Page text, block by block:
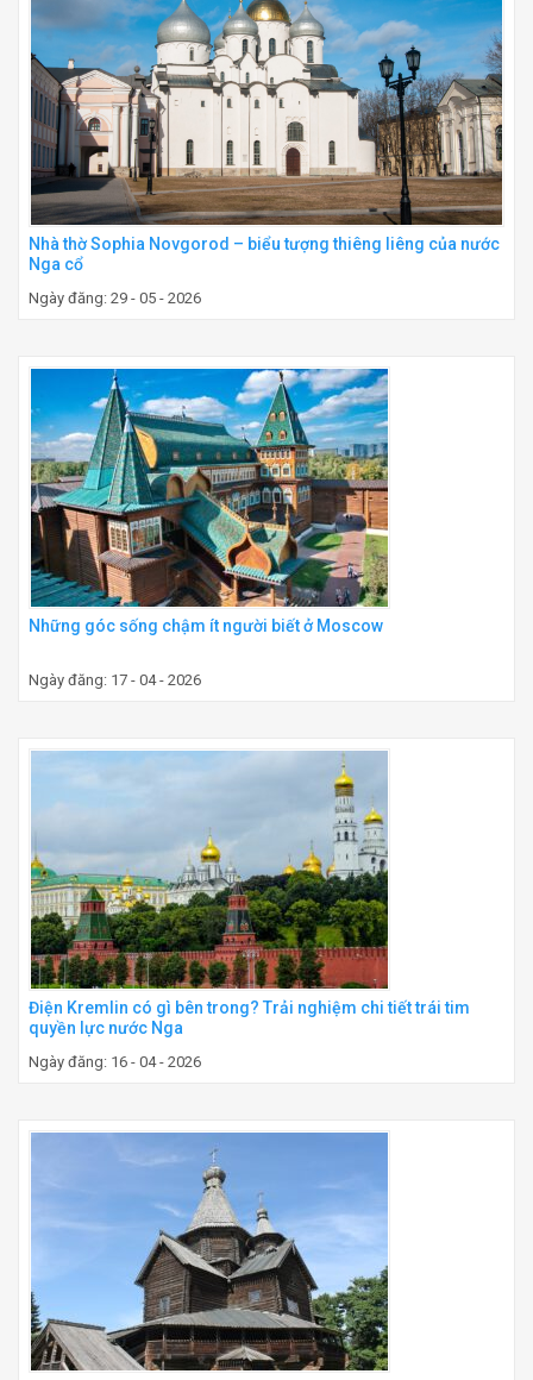
Nhà thờ Sophia Novgorod – biểu tượng thiêng liêng của nước
Nga cổ
Ngày đăng: 29 - 05 - 2026
Những góc sống chậm ít người biết ở Moscow
Ngày đăng: 17 - 04 - 2026
Điện Kremlin có gì bên trong? Trải nghiệm chi tiết trái tim
quyền lực nước Nga
Ngày đăng: 16 - 04 - 2026